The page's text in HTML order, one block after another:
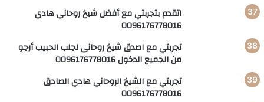
اتقدم بتجربتي مع أفضل شيخ روحاني هادي
0096176778016
تجربتي مع اصدق شيخ روحاني لجلب الحبيب أرجو
من الجميع الدخول 0096176778016
تجربتي مع الشيخ الروحاني هادي الصادق
0096176778016